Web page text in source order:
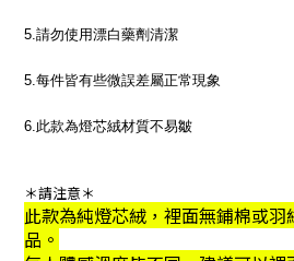
5.請勿使用漂白藥劑清潔
5.每件皆有些微誤差屬正常現象
6.此款為燈芯絨材質不易皺
＊請注意＊
此款為純燈芯絨，裡面無鋪棉或
品。